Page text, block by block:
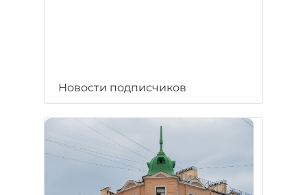
Новости подписчиков